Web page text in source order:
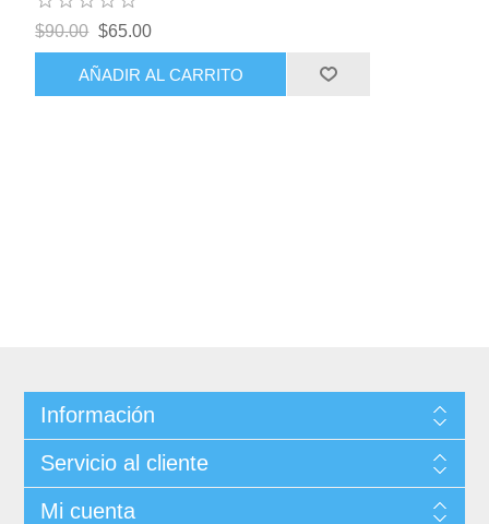
$90.00 $65.00
AÑADIR AL CARRITO
Información
Servicio al cliente
Mi cuenta